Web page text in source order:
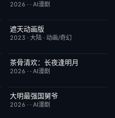
2026 · · AI漫剧
更新至第174集
遮天动画版
2023 · 大陆 · 动画/奇幻
完结
茶骨清欢：长夜逢明月
2026 · · AI漫剧
完结
大明最强国舅爷
2026 · · AI漫剧